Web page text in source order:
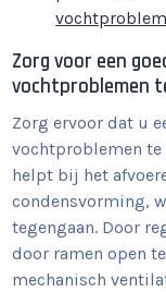
Zorg voor een
vochtproblemen
Zorg ervoor dat u
vochtproblemen
helpt bij het
condensvorming,
tegengaan. Door
door ramen open
mechanisch